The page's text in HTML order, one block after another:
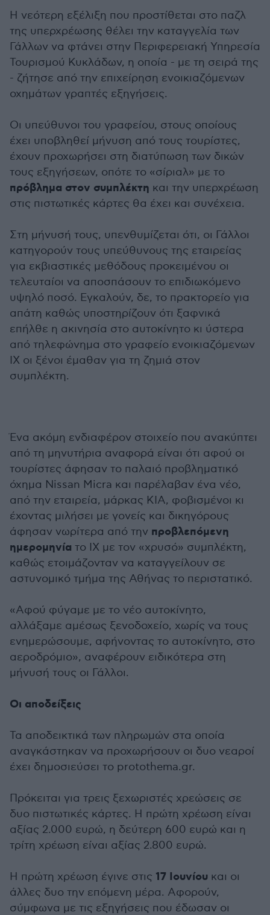
Η νεότερη εξέλιξη που προστίθεται στο παζλ
της υπερχρέωσης θέλει την καταγγελία των
Γάλλων να φτάνει στην Περιφερειακή Υπηρεσία
Τουρισμού Κυκλάδων, η οποία - με τη σειρά της
- ζήτησε από την επιχείρηση ενοικιαζόμενων
οχημάτων γραπτές εξηγήσεις.
Οι υπεύθυνοι του γραφείου, στους οποίους
έχει υποβληθεί μήνυση από τους τουρίστες,
έχουν προχωρήσει στη διατύπωση των δικών
τους εξηγήσεων, οπότε το «σίριαλ» με το
πρόβλημα στον συμπλέκτη και την υπερχρέωση
στις πιστωτικές κάρτες θα έχει και συνέχεια.
Στη μήνυσή τους, υπενθυμίζεται ότι, οι Γάλλοι
κατηγορούν τους υπεύθυνους της εταιρείας
για εκβιαστικές μεθόδους προκειμένου οι
τελευταίοι να αποσπάσουν το επιδιωκόμενο
υψηλό ποσό. Εγκαλούν, δε, το πρακτορείο για
απάτη καθώς υποστηρίζουν ότι ξαφνικά
επήλθε η ακινησία στο αυτοκίνητο κι ύστερα
από τηλεφώνημα στο γραφείο ενοικιαζόμενων
ΙΧ οι ξένοι έμαθαν για τη ζημιά στον
συμπλέκτη.
Ένα ακόμη ενδιαφέρον στοιχείο που ανακύπτει
από τη μηνυτήρια αναφορά είναι ότι αφού οι
τουρίστες άφησαν το παλαιό προβληματικό
όχημα Nissan Micra και παρέλαβαν ένα νέο,
από την εταιρεία, μάρκας KIA, φοβισμένοι κι
έχοντας μιλήσει με γονείς και δικηγόρους
άφησαν νωρίτερα από την προβλεπόμενη
ημερομηνία το ΙΧ με τον «χρυσό» συμπλέκτη,
καθώς ετοιμάζονταν να καταγγείλουν σε
αστυνομικό τμήμα της Αθήνας το περιστατικό.
«Αφού φύγαμε με το νέο αυτοκίνητο,
αλλάξαμε αμέσως ξενοδοχείο, χωρίς να τους
ενημερώσουμε, αφήνοντας το αυτοκίνητο, στο
αεροδρόμιο», αναφέρουν ειδικότερα στη
μήνυσή τους οι Γάλλοι.
Οι αποδείξεις
Τα αποδεικτικά των πληρωμών στα οποία
αναγκάστηκαν να προχωρήσουν οι δυο νεαροί
έχει δημοσιεύσει το protothema.gr.
Πρόκειται για τρεις ξεχωριστές χρεώσεις σε
δυο πιστωτικές κάρτες. Η πρώτη χρέωση είναι
αξίας 2.000 ευρώ, η δεύτερη 600 ευρώ και η
τρίτη χρέωση είναι αξίας 2.800 ευρώ.
Η πρώτη χρέωση έγινε στις 17 Ιουνίου και οι
άλλες δυο την επόμενη μέρα. Αφορούν,
σύμφωνα με τις εξηγήσεις που έδωσαν οι